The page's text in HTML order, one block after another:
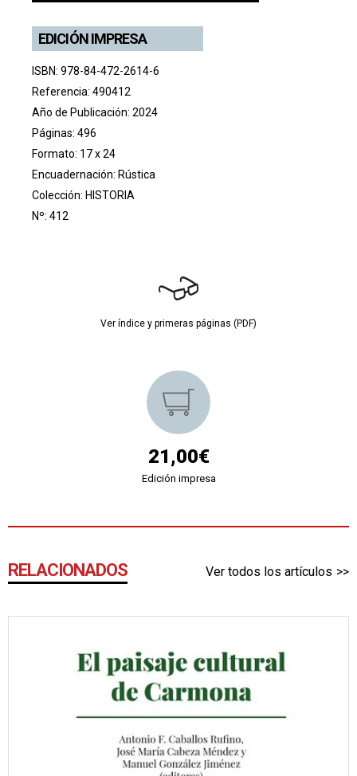
EDICIÓN IMPRESA
ISBN: 978-84-472-2614-6
Referencia: 490412
Año de Publicación: 2024
Páginas: 496
Formato: 17 x 24
Encuadernación: Rústica
Colección: HISTORIA
Nº: 412
Ver índice y primeras páginas (PDF)
21,00€
Edición impresa
RELACIONADOS Ver todos los artículos